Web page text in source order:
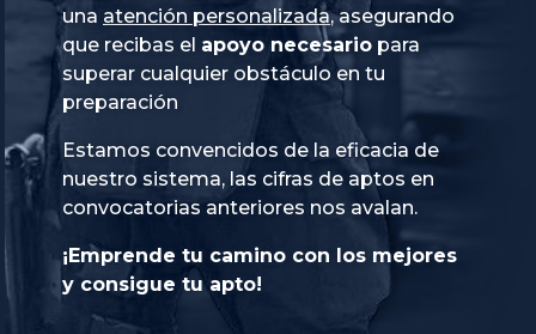
una atención personalizada, asegurando
que recibas el apoyo necesario para
superar cualquier obstáculo en tu
preparación
Estamos convencidos de la eficacia de
nuestro sistema, las cifras de aptos en
convocatorias anteriores nos avalan.
¡Emprende tu camino con los mejores
y consigue tu apto!